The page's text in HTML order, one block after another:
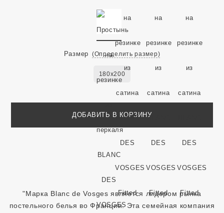
Размер (Определить размер)
180x200
ДОБАВИТЬ В КОРЗИНУ
"Марка Blanc de Vosges является лидером рынка
постельного белья во Франции. Эта семейная компания